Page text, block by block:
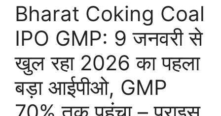
Bharat Coking Coal
IPO GMP: 9 जनवरी से
खुल रहा 2026 का पहला
बड़ा आईपीओ, GMP